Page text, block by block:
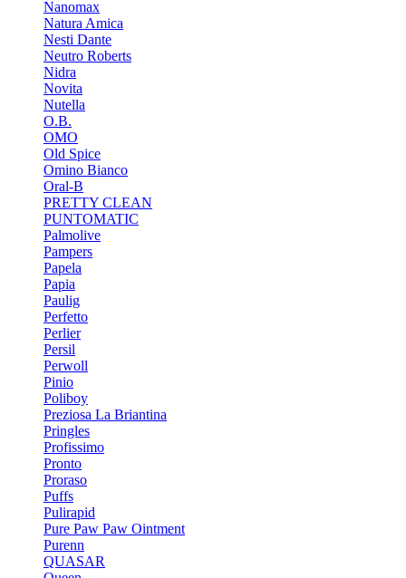
Nanomax
Natura Amica
Nesti Dante
Neutro Roberts
Nidra
Novita
Nutella
O.B.
OMO
Old Spice
Omino Bianco
Oral-B
PRETTY CLEAN
PUNTOMATIC
Palmolive
Pampers
Papela
Papia
Paulig
Perfetto
Perlier
Persil
Perwoll
Pinio
Poliboy
Preziosa La Briantina
Pringles
Profissimo
Pronto
Proraso
Puffs
Pulirapid
Pure Paw Paw Ointment
Purenn
QUASAR